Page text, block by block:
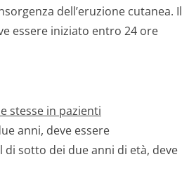
dell’eruzione cutanea. Il
essere iniziato entro 24 ore
stesse in pazienti
anni, deve essere
sotto dei due anni di età, deve